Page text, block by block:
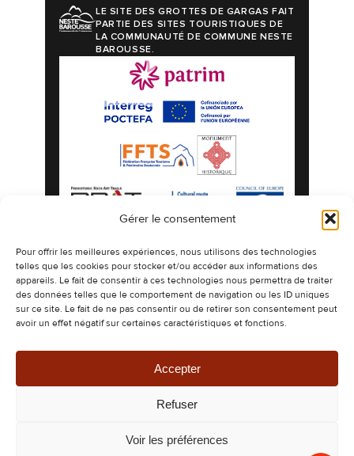
Gérer le consentement
Pour offrir les meilleures expériences, nous utilisons des technologies
telles que les cookies pour stocker et/ou accéder aux informations des
appareils. Le fait de consentir à ces technologies nous permettra de traiter
des données telles que le comportement de navigation ou les ID uniques
sur ce site. Le fait de ne pas consentir ou de retirer son consentement peut
avoir un effet négatif sur certaines caractéristiques et fonctions.
Accepter
Refuser
Voir les préférences
LE SITE DES GROTTES DE GARGAS FAIT
PARTIE DES SITES TOURISTIQUES DE
LA COMMUNAUTÉ DE COMMUNE NESTE
BAROUSSE.
Mentions légalesPolitique de confidentialité
Politique de cookiesPlan du site
©2026 Les Grottes préhistoriques de Gargas
espaces naturels authentiques ornés de
dessins millénaires.
Design & Développement - CETIR
règles de confidentialitéet lesconditions
de Google s’appliquent.